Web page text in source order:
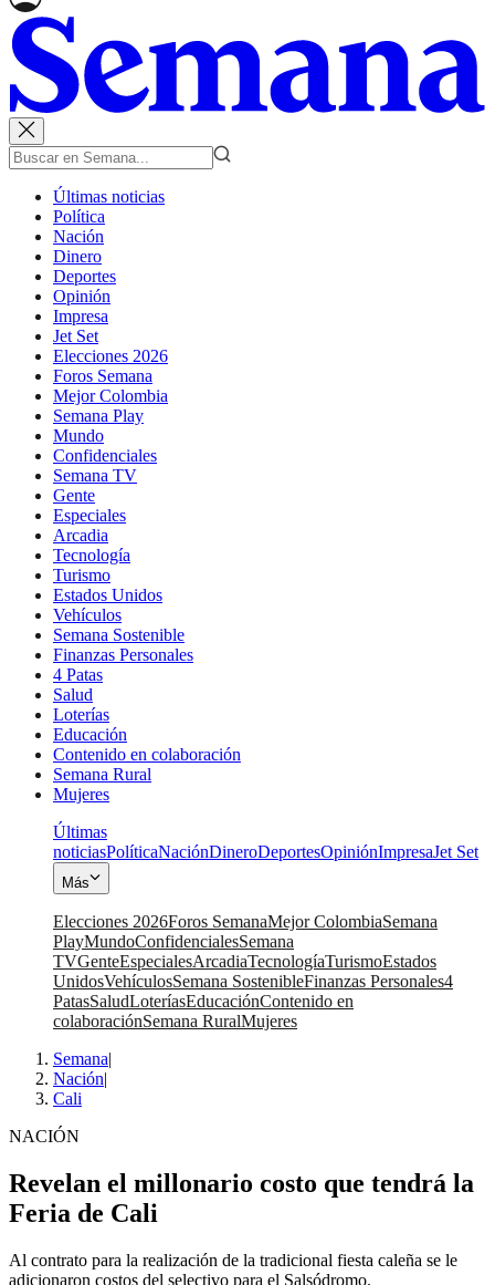
Últimas noticias
Política
Nación
Dinero
Deportes
Opinión
Impresa
Jet Set
Elecciones 2026
Foros Semana
Mejor Colombia
Semana Play
Mundo
Confidenciales
Semana TV
Gente
Especiales
Arcadia
Tecnología
Turismo
Estados Unidos
Vehículos
Semana Sostenible
Finanzas Personales
4 Patas
Salud
Loterías
Educación
Contenido en colaboración
Semana Rural
Mujeres
Últimas
noticiasPolíticaNaciónDineroDeportesOpiniónImpresaJet Set
Más
Elecciones 2026Foros SemanaMejor ColombiaSemana
PlayMundoConfidencialesSemana
TVGenteEspecialesArcadiaTecnologíaTurismoEstados
UnidosVehículosSemana SostenibleFinanzas Personales4
PatasSaludLoteríasEducaciónContenido en
colaboraciónSemana RuralMujeres
Semana|
Nación|
Cali
NACIÓN
Revelan el millonario costo que tendrá la
Feria de Cali
Al contrato para la realización de la tradicional fiesta caleña se le
adicionaron costos del selectivo para el Salsódromo.